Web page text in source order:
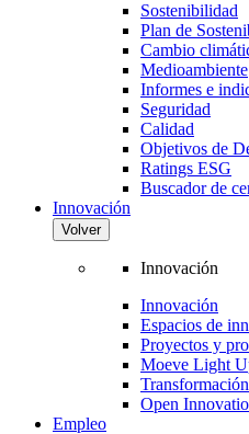
Sostenibilidad
Plan de
Cambio
Medioambiente
Informes e
Seguridad
Calidad
Objetivos de
Ratings ESG
Buscador de
Innovación
Volver
Innovación
Innovación
Espacios de
Proyectos y
Moeve Light
Open
Empleo